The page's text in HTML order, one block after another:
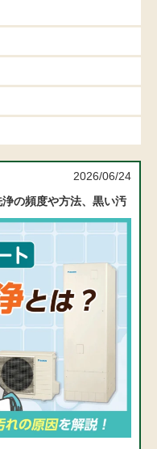
2026/06/24
の頻度や方法、黒い汚